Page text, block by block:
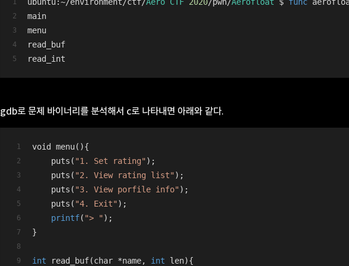
main
menu
read_buf
read_int
gdb로 문제 바이너리를 분석해서 c로 나타내면 아래와 같다.
void menu(){
    puts(
"1. Set rating" );
    puts(
"2. View rating list" );
    puts(
"3. View porfile info" );
    puts(
"4. Exit" );
printf( "> " );
}
int read_buf(char *name, int len){